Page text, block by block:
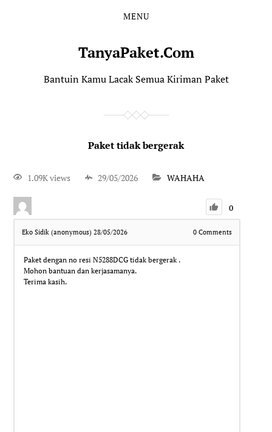
MENU
TanyaPaket.Com
Bantuin Kamu Lacak Semua Kiriman Paket
Paket tidak bergerak
1.09K views 29/05/2026 WAHAHA
0
Eko Sidik (anonymous)28/05/2026 0Comments
Paket dengan no resi N5288DCG tidak bergerak .
Mohon bantuan dan kerjasamanya.
Terima kasih.